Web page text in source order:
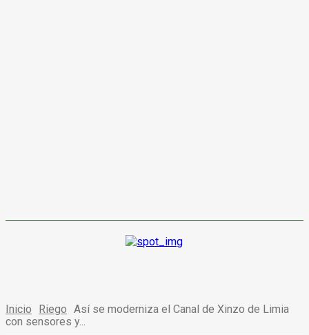
Inicio Riego Así se moderniza el Canal de Xinzo de Limia
con sensores y...